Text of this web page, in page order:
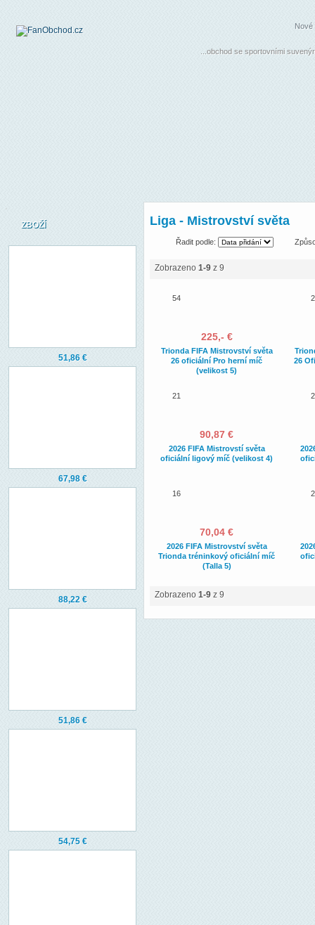
...obchod se sportovními
Nové
ZBOŽÍ
51,86 €
67,98 €
88,22 €
51,86 €
54,75 €
Liga - Mistrovství světa
Řadit podle:
Zobrazeno 1-9 z 9
54
225,- €
Trionda FIFA Mistrovství světa
26 oficiální Pro herní míč
(velikost 5)
26
21
90,87 €
2026 FIFA Mistrovstí světa
oficiální ligový míč (velikost 4)
16
70,04 €
2026 FIFA Mistrovství světa
Trionda tréninkový oficiální míč
(Talla 5)
Zobrazeno 1-9 z 9